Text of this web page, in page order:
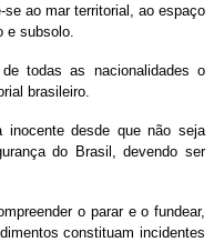
se ao mar territorial, ao espaço
e subsolo.
todas as nacionalidades o
brasileiro.
inocente desde que não seja
do Brasil, devendo ser
o parar e o fundear,
constituam incidentes